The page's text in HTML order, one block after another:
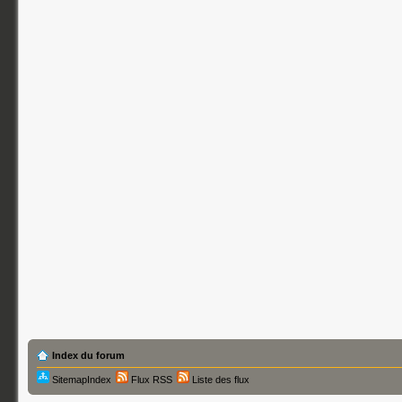
Index du forum
SitemapIndex Flux RSS Liste des flux